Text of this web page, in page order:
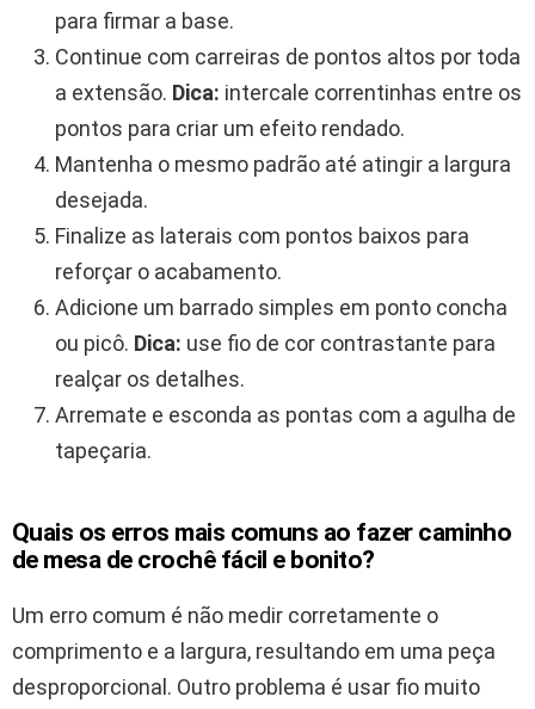
para firmar a base.
Continue com carreiras de pontos altos por toda
a extensão. Dica: intercale correntinhas entre os
pontos para criar um efeito rendado.
Mantenha o mesmo padrão até atingir a largura
desejada.
Finalize as laterais com pontos baixos para
reforçar o acabamento.
Adicione um barrado simples em ponto concha
ou picô. Dica: use fio de cor contrastante para
realçar os detalhes.
Arremate e esconda as pontas com a agulha de
tapeçaria.
Quais os erros mais comuns ao fazer caminho
de mesa de crochê fácil e bonito?
Um erro comum é não medir corretamente o
comprimento e a largura, resultando em uma peça
desproporcional. Outro problema é usar fio muito